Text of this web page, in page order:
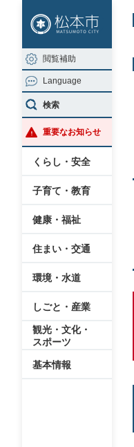
ジ
の
先
頭
で
す
ュ
ー
を
飛
ば
し
閲覧補助
Language
検索
重要なお知らせ
くらし・安全
子育て・教育
健康・福祉
住まい・交通
環境・水道
しごと・産業
観光・文化・
スポーツ
基本情報